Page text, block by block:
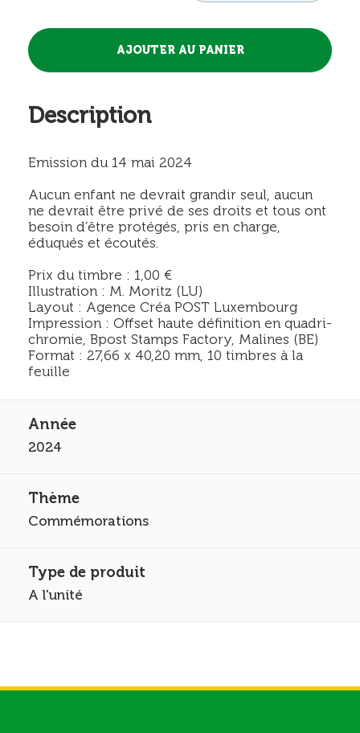
Description
Emission du 14 mai 2024
Aucun enfant ne devrait grandir seul, aucun
ne devrait être privé de ses droits et tous ont
besoin d’être protégés, pris en charge,
éduqués et écoutés.
Prix du timbre : 1,00 €
Illustration : M. Moritz (LU)
Layout : Agence Créa POST Luxembourg
Impression : Offset haute définition en quadri-
chromie, Bpost Stamps Factory, Malines (BE)
Format : 27,66 x 40,20 mm, 10 timbres à la
feuille
2024
Commémorations
A l'unité